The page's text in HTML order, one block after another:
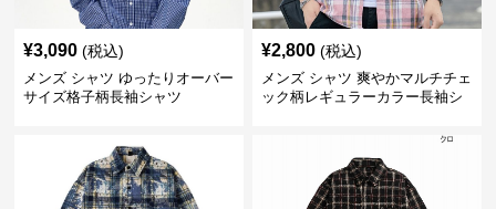
¥3,090 (税込)
メンズ シャツ ゆったりオーバー
サイズ格子柄長袖シャツ
¥2,800 (税込)
メンズ シャツ 爽やかマルチチェ
ック柄レギュラーカラー長袖シ